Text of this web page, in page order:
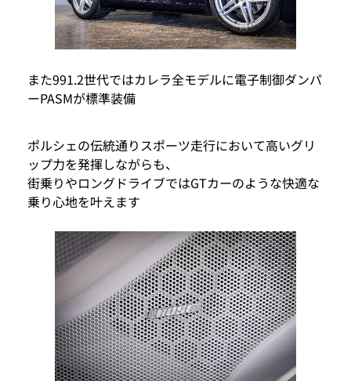
また991.2世代ではカレラ全モデルに電子制御ダンパ
ーPASMが標準装備
ポルシェの伝統通りスポーツ走行において高いグリ
ップ力を発揮しながらも、
街乗りやロングドライブではGTカーのような快適な
乗り心地を叶えます